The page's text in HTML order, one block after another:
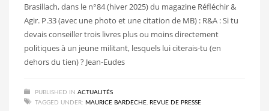
Brasillach, dans le n°84 (hiver 2025) du magazine Réfléchir &
Agir. P.33 (avec une photo et une citation de MB) : R&A : Si tu
devais conseiller trois livres plus ou moins directement
politiques à un jeune militant, lesquels lui citerais-tu (en
dehors du tien) ? Jean-Eudes
PUBLISHED IN ACTUALITÉS
TAGGED UNDER: MAURICE BARDECHE REVUE DE PRESSE